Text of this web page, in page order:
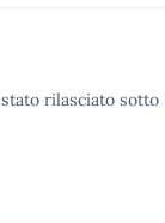
rilasciato